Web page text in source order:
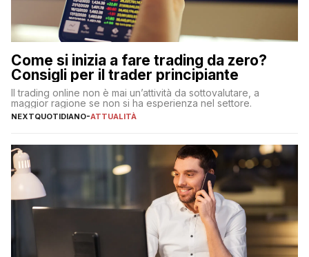
Come si inizia a fare trading da zero?
Consigli per il trader principiante
Il trading online non è mai un’attività da sottovalutare, a
maggior ragione se non si ha esperienza nel settore.
NEXTQUOTIDIANO-ATTUALITÀ